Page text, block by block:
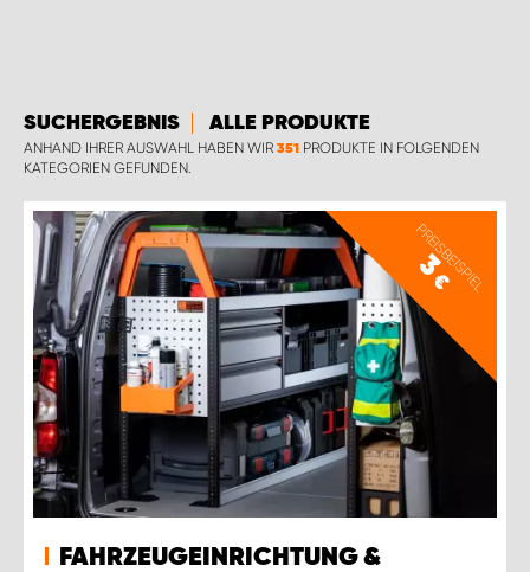
SUCHERGEBNIS ALLE PRODUKTE
ANHAND IHRER AUSWAHL HABEN WIR 351 PRODUKTE IN FOLGENDEN
KATEGORIEN GEFUNDEN.
PREISBEISPIEL
3
€
FAHRZEUGEINRICHTUNG &